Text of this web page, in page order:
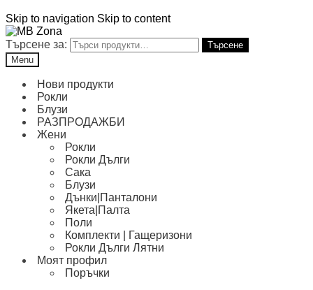
Skip to navigation Skip to content
Търсене за:
Търсене
Menu
Нови продукти
Рокли
Блузи
РАЗПРОДАЖБИ
Жени
Рокли
Рокли Дълги
Сака
Блузи
Дънки|Панталони
Якета|Палта
Поли
Комплекти | Гащеризони
Рокли Дълги Лятни
Моят профил
Поръчки